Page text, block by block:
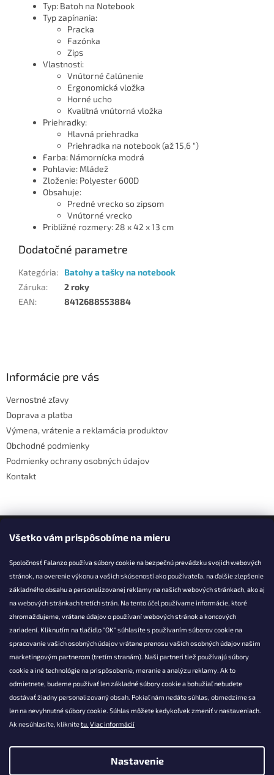
Všetko vám prispôsobíme na mieru
Spoločnosť Falanzo používa súbory cookie na bezpečnú prevádzku svojich webových
stránok, na overenie výkonu a vašich skúseností ako používateľa, na ďalšie zlepšenie
základného obsahu a personalizovanej reklamy na našich webových stránkach, ako aj
na webových stránkach tretích strán. Na tento účel používame informácie, ktoré
zhromažďujeme, vrátane údajov o používaní webových stránok a koncových
zariadení. Kliknutím na tlačidlo "OK" súhlasíte s používaním súborov cookie na
spracovanie vašich osobných údajov vrátane prenosu vašich osobných údajov našim
marketingovým partnerom (tretím stranám). Naši partneri tiež používajú súbory
cookie a iné technológie na prispôsobenie, meranie a analýzu reklamy. Ak to
odmietnete, budeme používať len základné súbory cookie a bohužiaľ nebudete
dostávať žiadny personalizovaný obsah. Pokiaľ nám nedáte súhlas, obmedzíme sa
len na nevyhnutné súbory cookie. Súhlas môžete kedykoľvek zmeniť v nastaveniach.
Ak nesúhlasíte, kliknitetu. Viac informácií
Nastavenie
Typ: Batoh na Notebook
Typ zapínania:
Pracka
Fazónka
Zips
Vlastnosti:
Vnútorné čalúnenie
Ergonomická vložka
Horné ucho
Kvalitná vnútorná vložka
Priehradky:
Hlavná priehradka
Priehradka na notebook (až 15,6 ")
Farba: Námornícka modrá
Pohlavie: Mládež
Zloženie: Polyester 600D
Obsahuje:
Predné vrecko so zipsom
Vnútorné vrecko
Približné rozmery: 28 x 42 x 13 cm
Dodatočné parametre
Kategória:
Batohy a tašky na notebook
Záruka:
2 roky
EAN: 8412688553884
Informácie pre vás
Vernostné zľavy
Doprava a platba
Výmena, vrátenie a reklamácia produktov
Obchodné podmienky
Podmienky ochrany osobných údajov
Kontakt
Facebook
KONTAKT
info@falanzo.sk
Falanzo.sk
FalanzoSK